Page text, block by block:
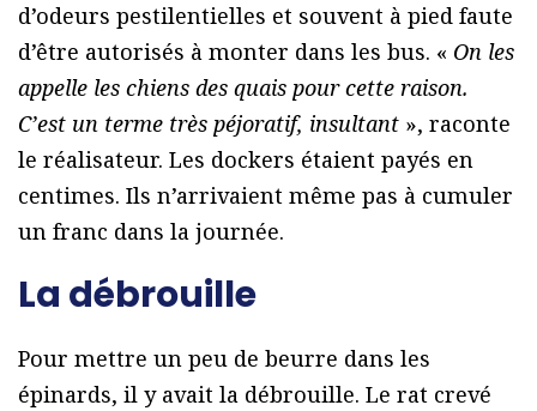
d’odeurs pestilentielles et souvent à pied faute
d’être autorisés à monter dans les bus. « On les
appelle les chiens des quais pour cette raison.
C’est un terme très péjoratif, insultant », raconte
le réalisateur. Les dockers étaient payés en
centimes. Ils n’arrivaient même pas à cumuler
un franc dans la journée.
La débrouille
Pour mettre un peu de beurre dans les
épinards, il y avait la débrouille. Le rat crevé